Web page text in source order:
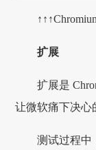
扩展
扩展是
让微软痛下决心
测试过程中